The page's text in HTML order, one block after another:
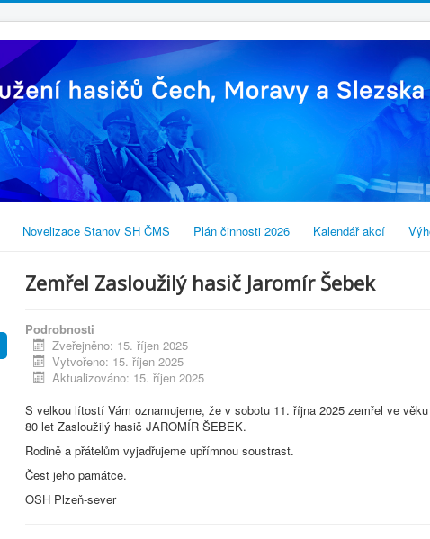
Novelizace Stanov SH ČMS Plán činnosti 2026 Kalendář akcí
Zemřel Zasloužilý hasič Jaromír Šebek
Podrobnosti
Zveřejněno: 15. říjen 2025
Vytvořeno: 15. říjen 2025
Aktualizováno: 15. říjen 2025
S velkou lítostí Vám oznamujeme, že v sobotu 11. října 2025 zemřel ve věku
80 let Zasloužilý hasič JAROMÍR ŠEBEK.
Rodině a přátelům vyjadřujeme upřímnou soustrast.
Čest jeho památce.
OSH Plzeň-sever